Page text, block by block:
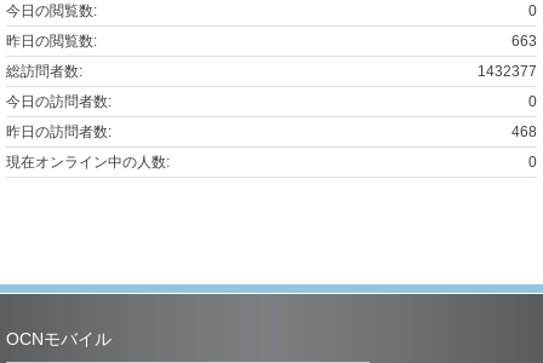
0
今日の閲覧数:
663
昨日の閲覧数:
1432377
総訪問者数:
0
今日の訪問者数:
468
昨日の訪問者数:
0
現在オンライン中の人数:
OCNモバイル